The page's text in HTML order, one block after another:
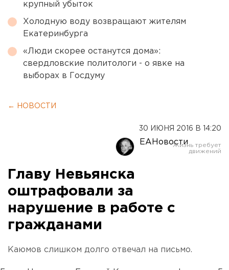
крупный убыток
Холодную воду возвращают жителям
Екатеринбурга
«Люди скорее останутся дома»:
свердловские политологи - о явке на
выборах в Госдуму
← НОВОСТИ
30 ИЮНЯ 2016 В 14:20
ЕАНовости
Главу Невьянска
оштрафовали за
нарушение в работе с
гражданами
Каюмов слишком долго отвечал на письмо.